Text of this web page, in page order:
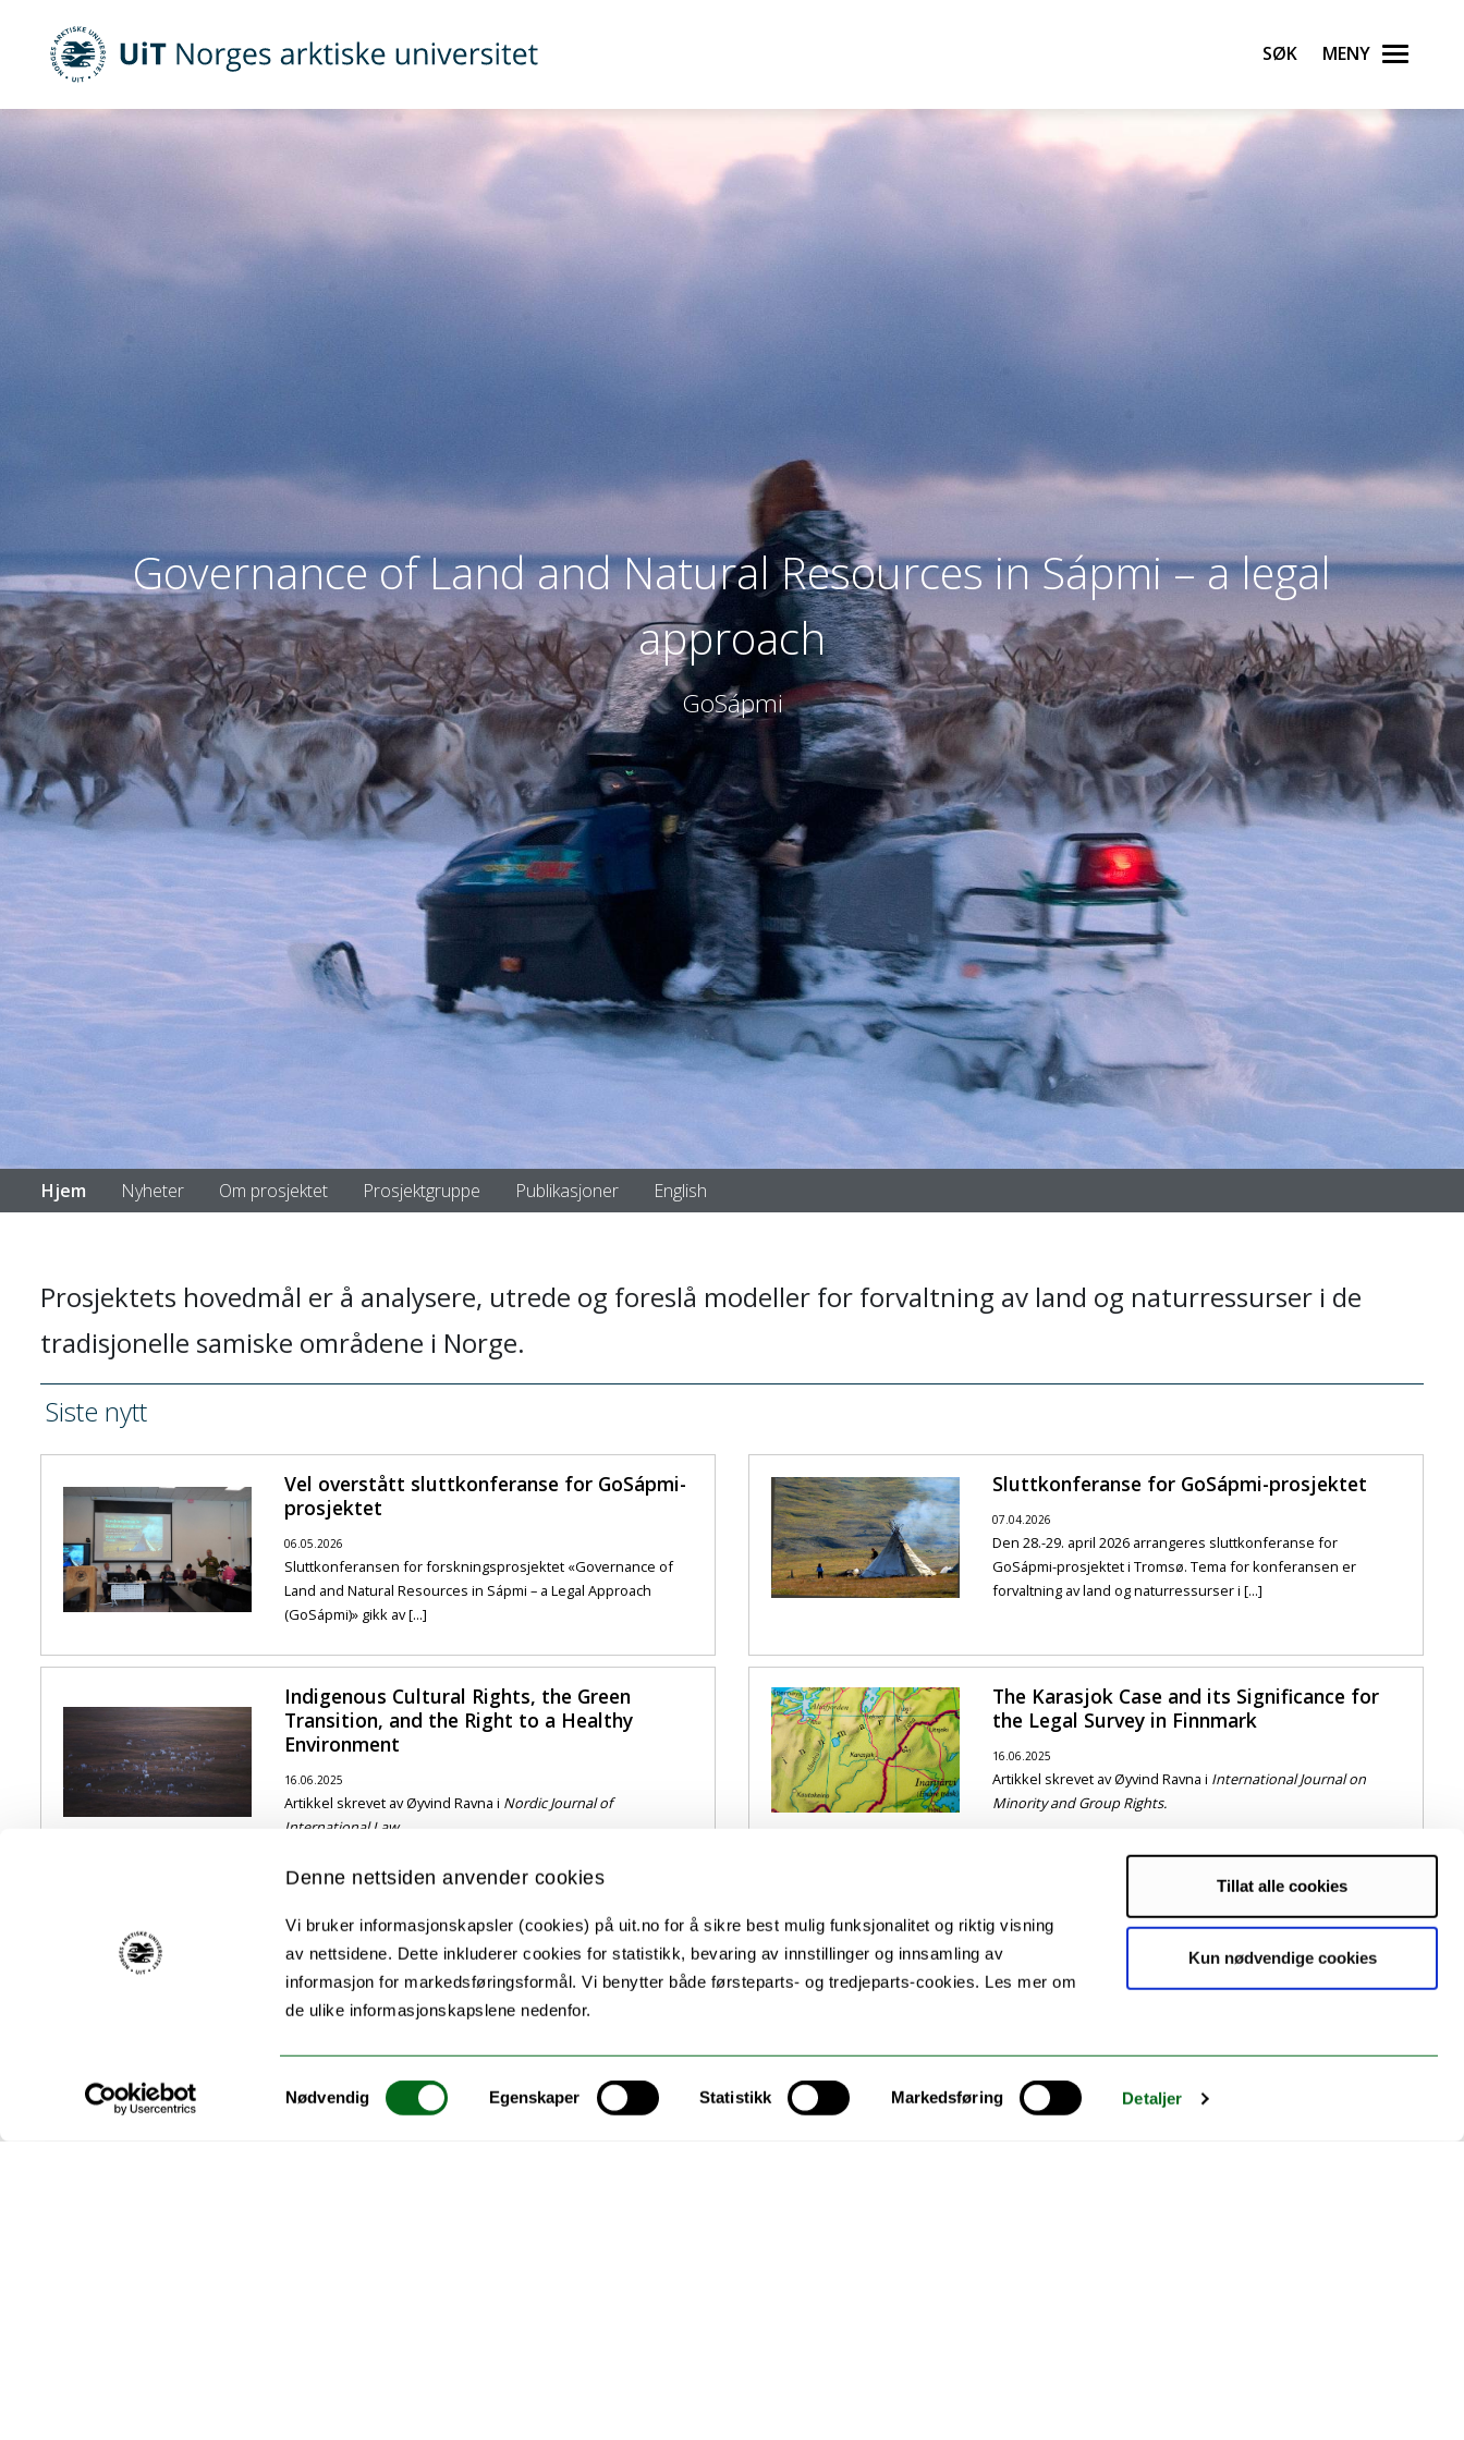
Denne nettsiden anvender cookies
Vi bruker informasjonskapsler (cookies) på uit.no for å sikre best mulig funksjonalitet og riktig visning
av nettsidene. Dette inkluderer cookies for statistikk, bevaring av innstillinger og innsamling av
informasjon for markedsføringsformål. Vi benytter både førsteparts- og tredjeparts-cookies. Les mer om
de ulike informasjonskapslene nedenfor.
Samtykkevalg
Nødvendig Egenskaper Statistikk Markedsføring Detaljer
Tillat alle cookies
Kun nødvendige cookies
Gå til hovedinnhold
UiT Norges arktiske universitet Søk Meny
Governance of Land and Natural Resources in Sápmi – a legal
approach
GoSápmi
Hjem Nyheter Om prosjektet Prosjektgruppe Publikasjoner English
Prosjektets hovedmål er å analysere, utrede og foreslå modeller for forvaltning av land og naturressurser i de
tradisjonelle samiske områdene i Norge.
Siste nytt
Vel overstått sluttkonferanse for GoSápmi-
prosjektet
06.05.2026
Sluttkonferansen for forskningsprosjektet «Governance of
Land and Natural Resources in Sápmi – a Legal Approach
(GoSápmi)» gikk av [...]
Sluttkonferanse for GoSápmi-prosjektet
07.04.2026
Den 28.-29. april 2026 arrangeres sluttkonferanse for
GoSápmi-prosjektet i Tromsø. Tema for konferansen er
forvaltning av land og naturressurser i [...]
Indigenous Cultural Rights, the Green
Transition, and the Right to a Healthy
Environment
16.06.2025
Artikkel skrevet av Øyvind Ravna i Nordic Journal of
International Law.
The Karasjok Case and its Significance for
the Legal Survey in Finnmark
16.06.2025
Artikkel skrevet av Øyvind Ravna i International Journal on
Minority and Group Rights.
06.09.2024
[Kronikk] Fosen-saken og meklingen
I sin kronikk, også publisert som leder i tidsskriftet Lov og Rett,
kritiserer professor Øyvind Ravna regjeringen for manglende
Alle nyheter